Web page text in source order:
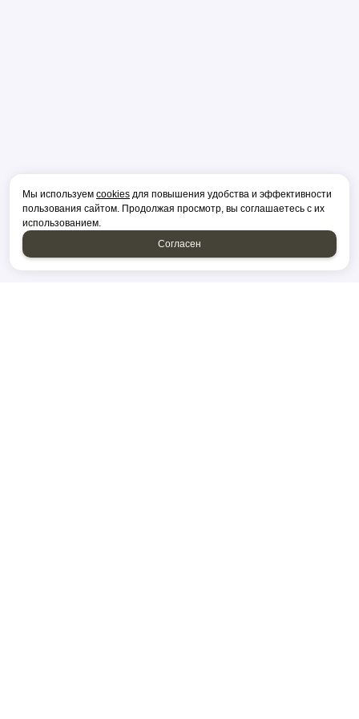
Мы используем cookies для повышения удобства и эффективности
пользования сайтом. Продолжая просмотр, вы соглашаетесь с их
использованием.
Согласен